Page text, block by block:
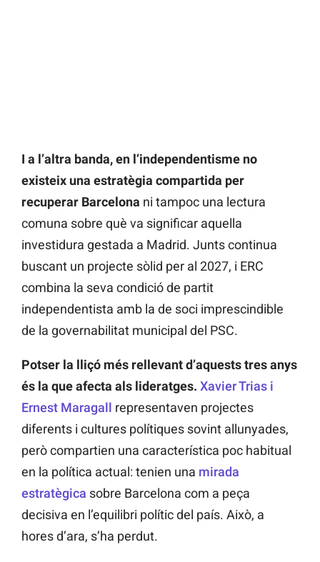
I a l’altra banda, en l’independentisme no
existeix una estratègia compartida per
recuperar Barcelona ni tampoc una lectura
comuna sobre què va significar aquella
investidura gestada a Madrid. Junts continua
buscant un projecte sòlid per al 2027, i ERC
combina la seva condició de partit
independentista amb la de soci imprescindible
de la governabilitat municipal del PSC.
Potser la lliçó més rellevant d’aquests tres anys
és la que afecta als lideratges. Xavier Trias i
Ernest Maragall representaven projectes
diferents i cultures polítiques sovint allunyades,
però compartien una característica poc habitual
en la política actual: tenien una mirada
estratègica sobre Barcelona com a peça
decisiva en l’equilibri polític del país. Això, a
hores d’ara, s’ha perdut.